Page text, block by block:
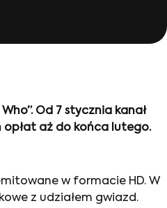
Od 7 stycznia kanał
aż do końca lutego.
w formacie HD. W
z udziałem gwiazd.